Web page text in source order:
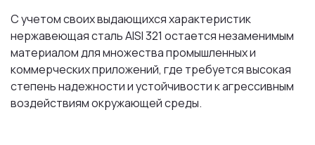
С учетом своих выдающихся характеристик
нержавеющая сталь AISI 321 остается незаменимым
материалом для множества промышленных и
коммерческих приложений, где требуется высокая
степень надежности и устойчивости к агрессивным
воздействиям окружающей среды.